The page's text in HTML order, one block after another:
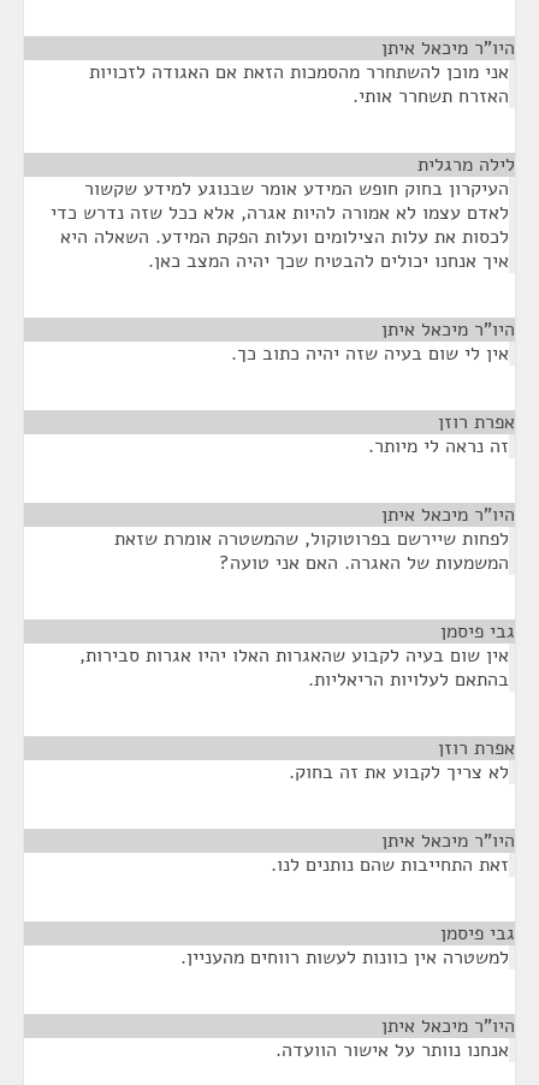
היו"ר מיכאל איתן
אני מוכן להשתחרר מהסמכות הזאת אם האגודה לזכויות
האזרח תשחרר אותי.
לילה מרגלית
העיקרון בחוק חופש המידע אומר שבנוגע למידע שקשור
לאדם עצמו לא אמורה להיות אגרה, אלא ככל שזה נדרש כדי
לכסות את עלות הצילומים ועלות הפקת המידע. השאלה היא
איך אנחנו יכולים להבטיח שכך יהיה המצב כאן.
היו"ר מיכאל איתן
אין לי שום בעיה שזה יהיה כתוב כך.
אפרת רוזן
זה נראה לי מיותר.
היו"ר מיכאל איתן
לפחות שיירשם בפרוטוקול, שהמשטרה אומרת שזאת
המשמעות של האגרה. האם אני טועה?
גבי פיסמן
אין שום בעיה לקבוע שהאגרות האלו יהיו אגרות סבירות,
בהתאם לעלויות הריאליות.
אפרת רוזן
לא צריך לקבוע את זה בחוק.
היו"ר מיכאל איתן
זאת התחייבות שהם נותנים לנו.
גבי פיסמן
למשטרה אין כוונות לעשות רווחים מהעניין.
היו"ר מיכאל איתן
אנחנו נוותר על אישור הוועדה.